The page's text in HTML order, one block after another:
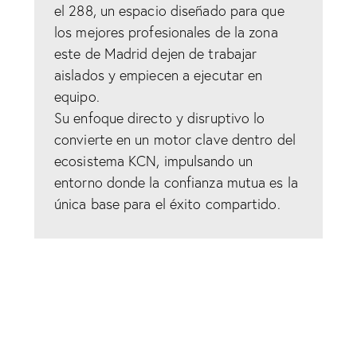
el 288, un espacio diseñado para que
los mejores profesionales de la zona
este de Madrid dejen de trabajar
aislados y empiecen a ejecutar en
equipo.
Su enfoque directo y disruptivo lo
convierte en un motor clave dentro del
ecosistema KCN, impulsando un
entorno donde la confianza mutua es la
única base para el éxito compartido.